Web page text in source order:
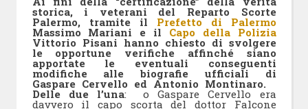
storica, i veterani del Reparto Scorte
Palermo, tramite il Prefetto di Palermo
Massimo Mariani e il Capo della Polizia
Vittorio Pisani hanno chiesto di svolgere
le opportune verifiche affinché siano
apportate le eventuali conseguenti
modifiche alle biografie ufficiali di
Gaspare Cervello ed Antonio Montinaro.
Delle due l’una: o Gaspare Cervello era
davvero il capo scorta del dottor Falcone